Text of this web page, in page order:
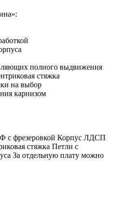
полного выдвижения
стяжка
на выбор
карнизом
фрезеровкой Корпус ЛДСП
стяжка Петли с
За отдельную плату можно